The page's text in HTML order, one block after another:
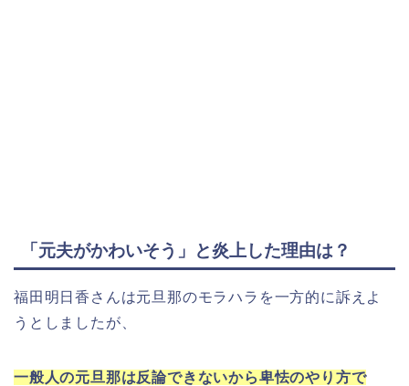
「元夫がかわいそう」と炎上した理由は？
福田明日香さんは元旦那のモラハラを一方的に訴えよ
うとしましたが、
一般人の元旦那は反論できないから卑怯のやり方で